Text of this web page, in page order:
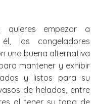
empezar a
los congeladores
una buena alternativa
mantener y exhibir
y listos para su
de helados, entre
al tener su tapa de